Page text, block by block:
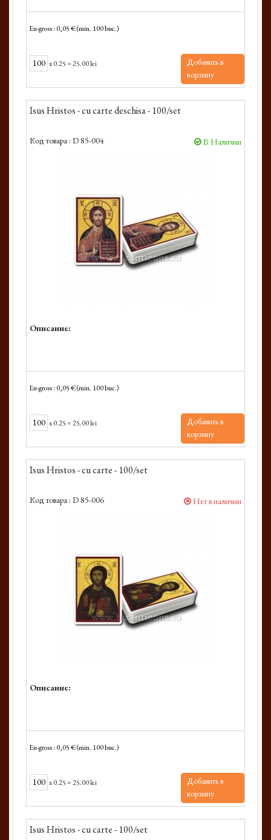
En-gross : 0,05 € (min. 100 buc.)
x0.25=25.00 lei
Добавить в
корзину
Isus Hristos - cu carte deschisa - 100/set
Код товара : D 85-004 В Наличии
Описание:
En-gross : 0,05 € (min. 100 buc.)
x0.25=25.00 lei
Добавить в
корзину
Isus Hristos - cu carte - 100/set
Код товара : D 85-006 Нет в наличии
Описание:
En-gross : 0,05 € (min. 100 buc.)
x0.25=25.00 lei
Добавить в
корзину
Isus Hristos - cu carte - 100/set